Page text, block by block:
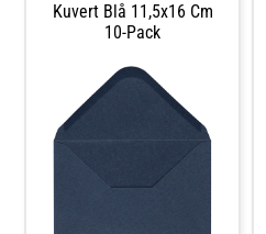
Kuvert Blå 11,5x16 Cm
10-Pack